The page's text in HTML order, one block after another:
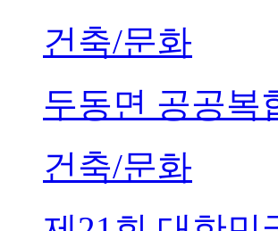
건축/문화
두동면 공공복
건축/문화